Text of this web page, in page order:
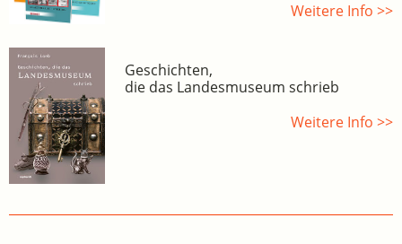
Weitere Info >>
Geschichten,
die das Landesmuseum schrieb
Weitere Info >>